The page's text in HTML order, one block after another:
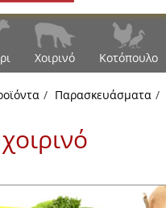
Χοιρινό Κοτόπουλο
Παρασκευάσματα